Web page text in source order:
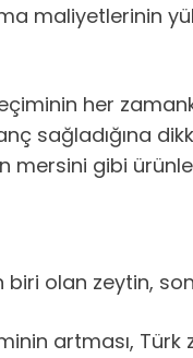
maliyetlerinin
her
sağladığına
mersini gibi
olan zeytin,
artması,